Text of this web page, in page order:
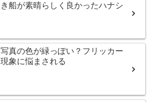
き船が素晴らしく良かったハナシ
写真の色が緑っぽい？フリッカー
現象に悩まされる